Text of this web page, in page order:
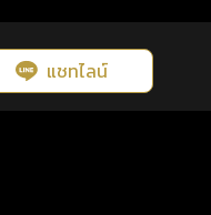
แชทไลน์
ละประสบการณ์ที่ดี
ส่วนตัว คลิกดูดวงฟรี